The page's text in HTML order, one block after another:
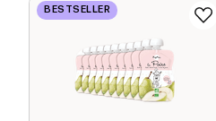
BESTSELLER